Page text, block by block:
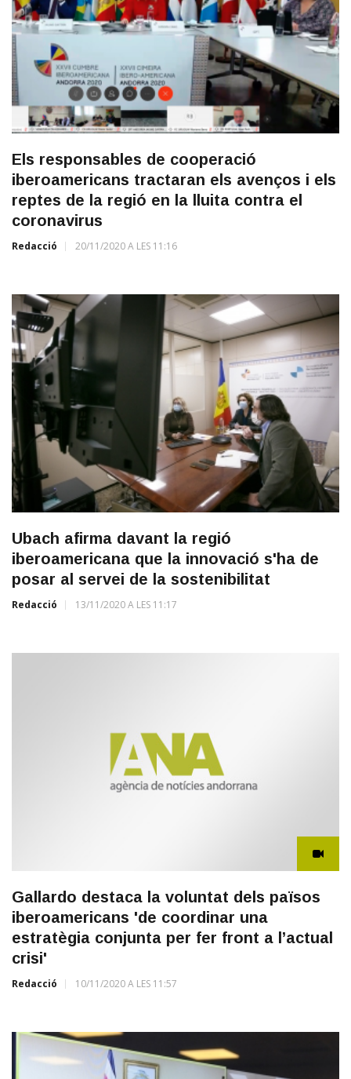
Els responsables de cooperació
iberoamericans tractaran els avenços i els
reptes de la regió en la lluita contra el
coronavirus
Redacció 20/11/2020 A LES 11:16
Ubach afirma davant la regió
iberoamericana que la innovació s'ha de
posar al servei de la sostenibilitat
Redacció 13/11/2020 A LES 11:17
Gallardo destaca la voluntat dels països
iberoamericans 'de coordinar una
estratègia conjunta per fer front a l’actual
crisi'
Redacció 10/11/2020 A LES 11:57